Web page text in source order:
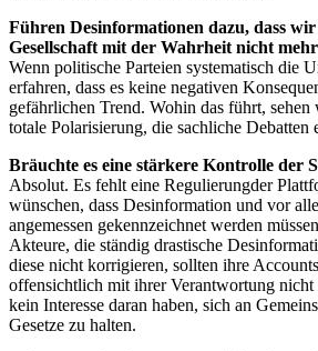
Führen Desinformationen dazu, dass
Gesellschaft mit der Wahrheit nicht
Wenn politische Parteien systematisch die
erfahren, dass es keine negativen
gefährlichen Trend. Wohin das führt,
totale Polarisierung, die sachliche Debatten
Bräuchte es eine stärkere Kontrolle der
Absolut. Es fehlt eine Regulierungder
wünschen, dass Desinformation und vor
angemessen gekennzeichnet werden
Akteure, die ständig drastische
diese nicht korrigieren, sollten ihre
offensichtlich mit ihrer Verantwortung nicht
kein Interesse daran haben, sich an
Gesetze zu halten.